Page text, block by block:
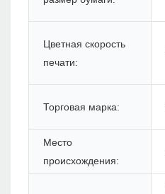
Цветная скорость
печати:
Торговая марка:
Место
происхождения: